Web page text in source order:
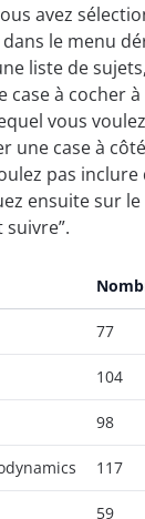
avez
le menu
liste de
case à cocher à
vous
une case à
pas
ensuite sur
77
104
98
117
59